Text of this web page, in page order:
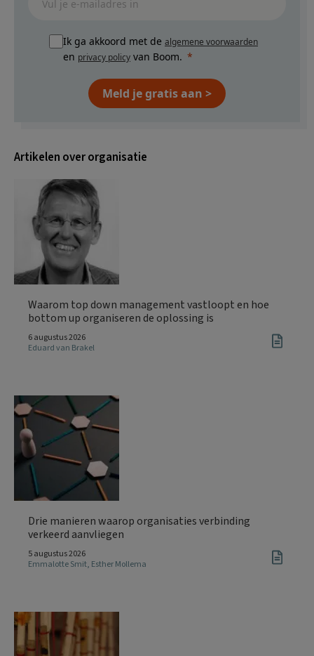
Ik ga akkoord met de algemene voorwaarden
en privacy policy van Boom.
Meld je gratis aan >
Artikelen over organisatie
Waarom top down management vastloopt en hoe
bottom up organiseren de oplossing is
6 augustus 2026
Eduard van Brakel
Drie manieren waarop organisaties verbinding
verkeerd aanvliegen
5 augustus 2026
Emmalotte Smit, Esther Mollema